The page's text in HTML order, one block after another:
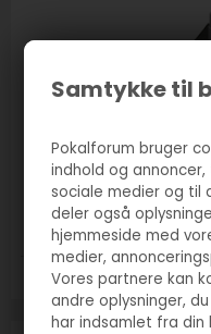
Samtykke til
Pokalforum bruger
indhold og
sociale medier og til
deler også
hjemmeside med
medier,
Vores partnere kan
andre oplysninger,
har indsamlet fra
Pokal
Størrelse: